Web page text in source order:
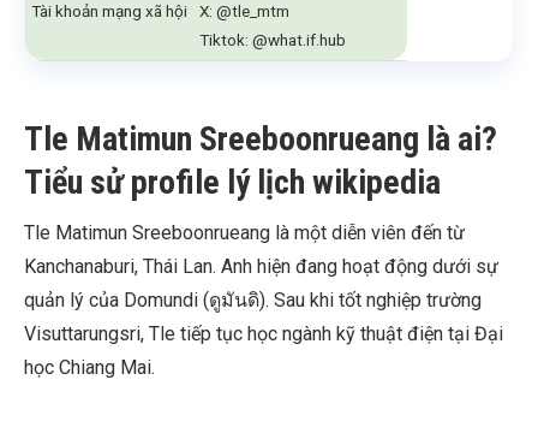
Tài khoản mạng xã hội
X: @tle_mtm
Tiktok: @what.if.hub
Tle Matimun Sreeboonrueang là ai?
Tiểu sử profile lý lịch wikipedia
Tle Matimun Sreeboonrueang là một diễn viên đến từ
Kanchanaburi, Thái Lan. Anh hiện đang hoạt động dưới sự
quản lý của Domundi (ดูมันดิ). Sau khi tốt nghiệp trường
Visuttarungsri, Tle tiếp tục học ngành kỹ thuật điện tại Đại
học Chiang Mai.